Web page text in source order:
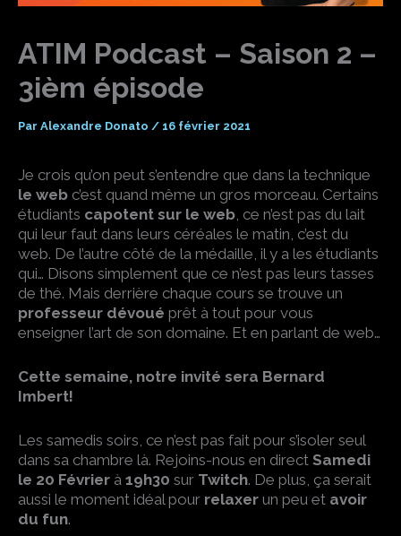
ATIM Podcast – Saison 2 –
3ièm épisode
Par Alexandre Donato / 16 février 2021
Je crois qu’on peut s’entendre que dans la technique
le web c’est quand même un gros morceau. Certains
étudiants capotent sur le web , ce n’est pas du lait
qui leur faut dans leurs céréales le matin, c’est du
web. De l’autre côté de la médaille, il y a les étudiants
qui… Disons simplement que ce n’est pas leurs tasses
de thé. Mais derrière chaque cours se trouve un
professeur dévoué prêt à tout pour vous
enseigner l’art de son domaine. Et en parlant de web…
Cette semaine, notre invité sera Bernard
Imbert!
Les samedis soirs, ce n’est pas fait pour s’isoler seul
dans sa chambre là. Rejoins-nous en direct Samedi
le 20 Février à 19h30 sur Twitch. De plus, ça serait
aussi le moment idéal pour relaxer un peu et avoir
du fun.